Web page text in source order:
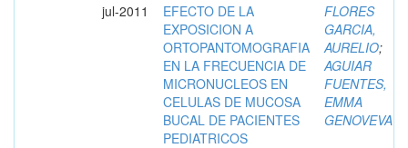
jul-2011
EFECTO DE LA
EXPOSICION A
ORTOPANTOMOGRAFIA
EN LA FRECUENCIA DE
MICRONUCLEOS EN
CELULAS DE MUCOSA
BUCAL DE PACIENTES
PEDIATRICOS
FLORES
GARCIA,
AURELIO;
AGUIAR
FUENTES,
EMMA
GENOVEVA